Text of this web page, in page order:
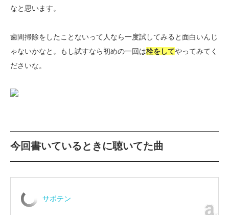
なと思います。
歯間掃除をしたことないって人なら一度試してみると面白いんじ
ゃないかなと。もし試すなら初めの一回は栓をしてやってみてく
ださいな。
今回書いているときに聴いてた曲
サボテン